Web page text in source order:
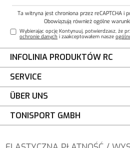
Ta witryna jest chroniona przez reCAPTCHA i
Obowiązują również ogólne
Wybierając opcję Kontynuuj, potwierdzasz, że
ochronie danych i zaakceptowałem nasze
INFOLINIA PRODUKTÓW RC
SERVICE
ÜBER UNS
TONISPORT GMBH